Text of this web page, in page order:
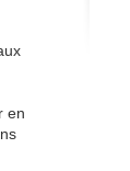
en